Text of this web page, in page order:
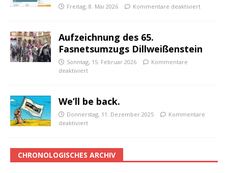
Freitag, 8. Mai 2026 Kommentare deaktiviert
Aufzeichnung des 65.
Fasnetsumzugs Dillweißenstein
Sonntag, 15. Februar 2026
Kommentare
deaktiviert
We’ll be back.
Donnerstag, 11. Dezember 2025
Kommentare
deaktiviert
CHRONOLOGISCHES ARCHIV